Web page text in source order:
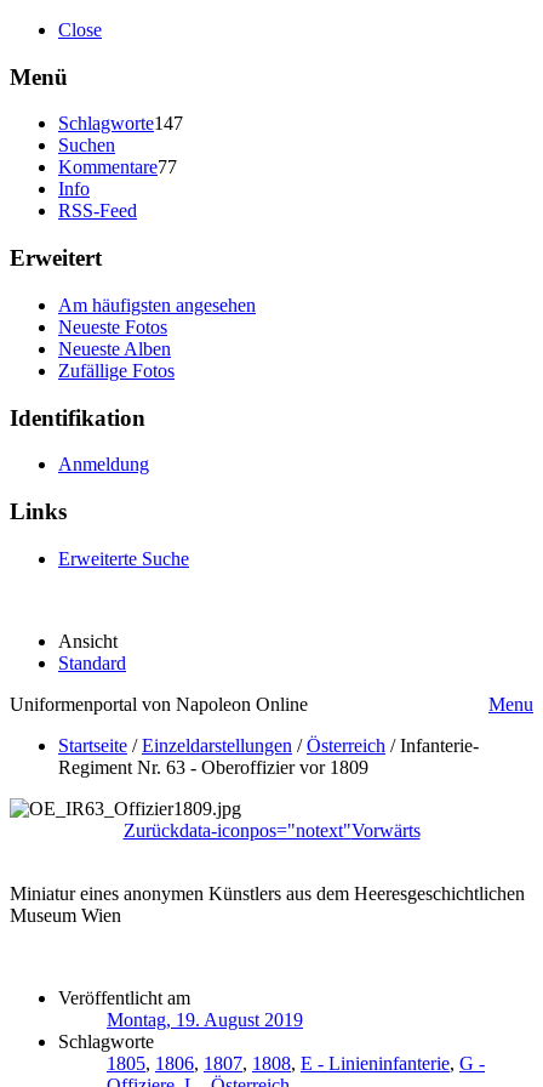
Close
Menü
Schlagworte147
Suchen
Kommentare77
Info
RSS-Feed
Erweitert
Am häufigsten angesehen
Neueste Fotos
Neueste Alben
Zufällige Fotos
Identifikation
Anmeldung
Links
Erweiterte Suche
Ansicht
Standard
Uniformenportal von Napoleon Online
Menu
Startseite /Einzeldarstellungen /Österreich /Infanterie-
Regiment Nr. 63 - Oberoffizier vor 1809
Zurückdata-iconpos="notext"Vorwärts
Miniatur eines anonymen Künstlers aus dem Heeresgeschichtlichen
Museum Wien
Veröffentlicht am
Montag, 19. August 2019
Schlagworte
1805, 1806, 1807, 1808, E - Linieninfanterie, G -